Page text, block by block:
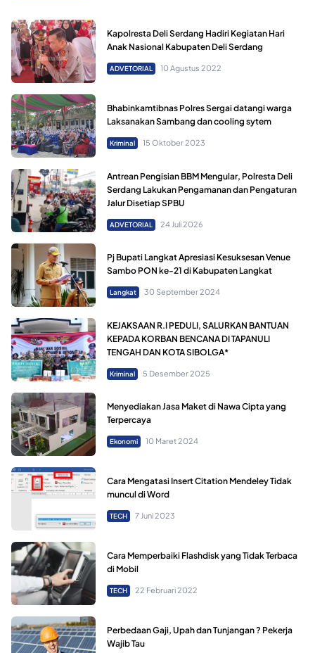
Kapolresta Deli Serdang Hadiri Kegiatan Hari
Anak Nasional Kabupaten Deli Serdang
ADVETORIAL 10 Agustus 2022
Bhabinkamtibnas Polres Sergai datangi warga
Laksanakan Sambang dan cooling sytem
Kriminal 15 Oktober 2023
Antrean Pengisian BBM Mengular, Polresta Deli
Serdang Lakukan Pengamanan dan Pengaturan
Jalur Disetiap SPBU
ADVETORIAL 24 Juli 2026
Pj Bupati Langkat Apresiasi Kesuksesan Venue
Sambo PON ke-21 di Kabupaten Langkat
Langkat 30 September 2024
KEJAKSAAN R.I PEDULI, SALURKAN BANTUAN
KEPADA KORBAN BENCANA DI TAPANULI
TENGAH DAN KOTA SIBOLGA*
Kriminal 5 Desember 2025
Menyediakan Jasa Maket di Nawa Cipta yang
Terpercaya
Ekonomi 10 Maret 2024
Cara Mengatasi Insert Citation Mendeley Tidak
muncul di Word
TECH 7 Juni 2023
Cara Memperbaiki Flashdisk yang Tidak Terbaca
di Mobil
TECH 22 Februari 2022
Perbedaan Gaji, Upah dan Tunjangan ? Pekerja
Wajib Tau